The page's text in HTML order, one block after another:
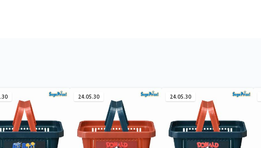
24.05.30 24.05.30